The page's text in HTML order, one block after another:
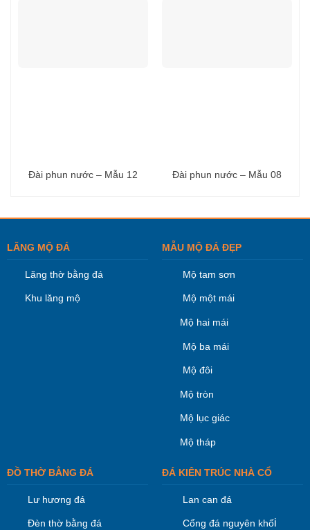
Đài phun nước – Mẫu 12 Đài phun nước – Mẫu 08
LĂNG MỘ ĐÁ
Lăng thờ bằng đá
Khu lăng mộ
MẪU MỘ ĐÁ ĐẸP
Mộ tam sơn
Mộ một mái
Mộ hai mái
Mộ ba mái
Mộ đôi
Mộ tròn
Mộ lục giác
Mộ tháp
ĐỒ THỜ BẰNG ĐÁ
Lư hương đá
Đèn thờ bằng đá
ĐÁ KIÊN TRÚC NHÀ CỔ
Lan can đá
Cổng đá nguyên khối